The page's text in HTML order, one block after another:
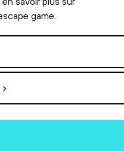
game.